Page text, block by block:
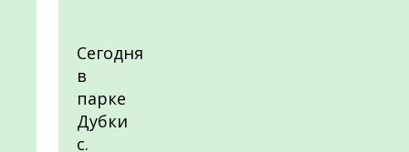
Сегодня
в
парке
Дубки
с.